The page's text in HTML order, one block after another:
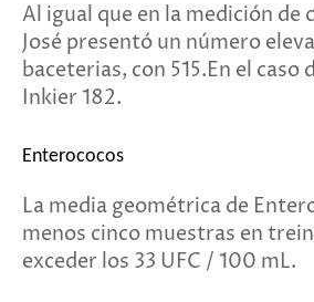
Al igual que en la medición de
José presentó un número
baceterias, con 515.En el caso
Inkier 182.
Enterococos
La media geométrica de
menos cinco muestras en
exceder los 33 UFC / 100 mL.